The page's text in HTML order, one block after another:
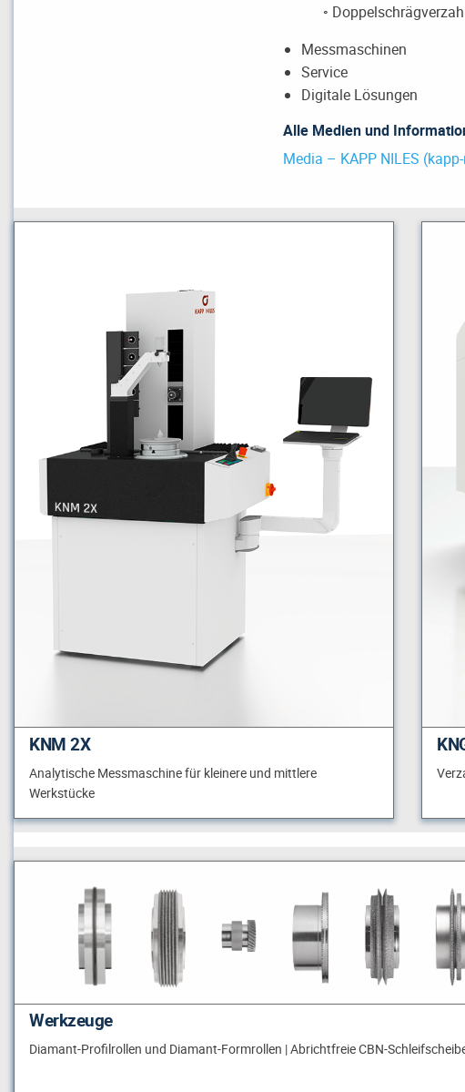
◦
Messmaschinen
Service
Digitale Lösungen
Alle Medien und
Media – KAPP NILES
KNM 2X
Analytische Messmaschine für kleinere und mittlere
Werkstücke
Werkzeuge
Diamant-Profilrollen und Diamant-Formrollen | Abrichtfreie CBN-